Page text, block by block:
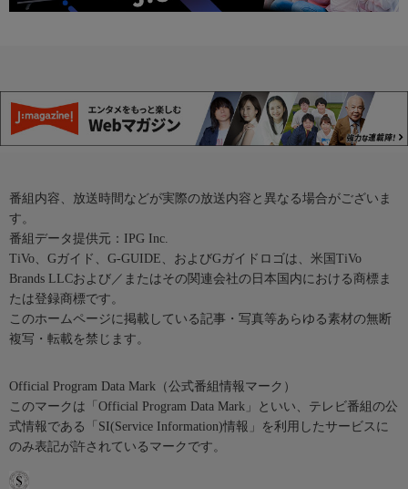
番組内容、放送時間などが実際の放送内容と異なる場合がございま
す。
番組データ提供元：IPG Inc.
TiVo、Gガイド、G-GUIDE、およびGガイドロゴは、米国TiVo
Brands LLCおよび／またはその関連会社の日本国内における商標ま
たは登録商標です。
このホームページに掲載している記事・写真等あらゆる素材の無断
複写・転載を禁じます。
Official Program Data Mark（公式番組情報マーク）
このマークは「Official Program Data Mark」といい、テレビ番組の公
式情報である「SI(Service Information)情報」を利用したサービスに
のみ表記が許されているマークです。